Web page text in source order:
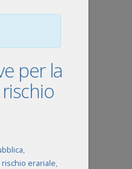
per la
,
rischio erariale,